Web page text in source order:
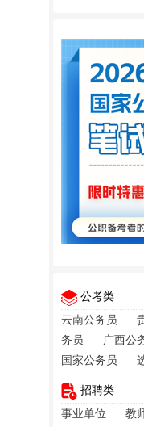
公考类
云南公务员
务员
广西公
国家公务员
招聘类
事业单位
教